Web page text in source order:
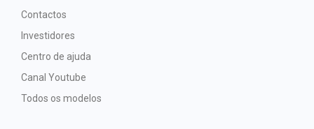
Contactos
Investidores
Centro de ajuda
Canal Youtube
Todos os modelos